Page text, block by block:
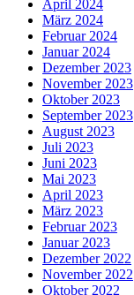
April 2024
März 2024
Februar 2024
Januar 2024
Dezember 2023
November 2023
Oktober 2023
September 2023
August 2023
Juli 2023
Juni 2023
Mai 2023
April 2023
März 2023
Februar 2023
Januar 2023
Dezember 2022
November 2022
Oktober 2022